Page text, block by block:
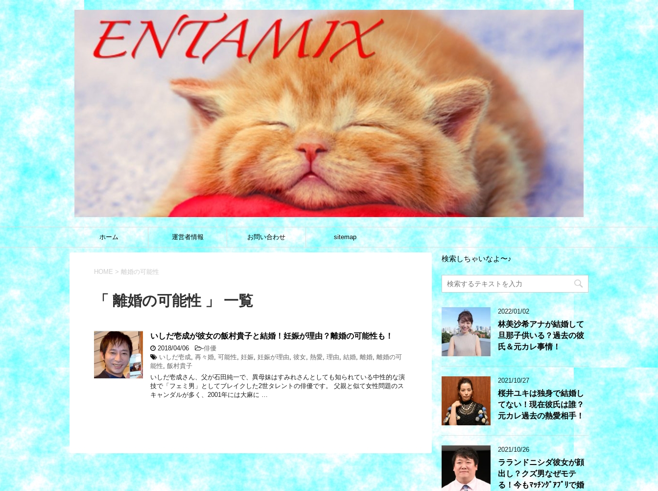
ホーム 運営者情報 お問い合わせ sitemap
HOME > 離婚の可能性
「 離婚の可能性 」 一覧
いしだ壱成が彼女の飯村貴子と結婚！妊娠が理由？離婚の可能性も！
2018/04/06 -俳優
いしだ壱成 再々婚 可能性 妊娠 妊娠が理由 彼女 熱愛 理由 結婚 離婚 離婚の可
能性 飯村貴子
いしだ壱成さん、父が石田純一で、異母妹はすみれさんとしても知られている中性的な演
技で「フェミ男」としてブレイクした2世タレントの俳優です。 父親と似て女性問題のス
キャンダルが多く、2001年には大麻に …
検索しちゃいなよ〜♪
2022/01/02
林美沙希アナが結婚して
旦那子供いる？過去の彼
氏＆元カレ事情！
2021/10/27
桜井ユキは独身で結婚し
てない！現在彼氏は誰？
元カレ過去の熱愛相手！
2021/10/26
ラランドニシダ彼女が顔
出し？クズ男なぜモテ
る！今もﾏｯﾁﾝｸﾞｱﾌﾟﾘで婚